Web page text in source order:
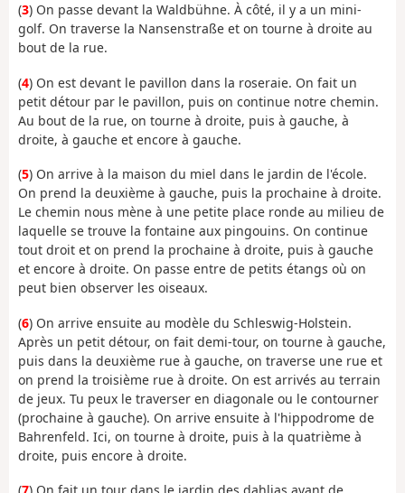
(3) On passe devant la Waldbühne. À côté, il y a un mini-
golf. On traverse la Nansenstraße et on tourne à droite au
bout de la rue.
(4) On est devant le pavillon dans la roseraie. On fait un
petit détour par le pavillon, puis on continue notre chemin.
Au bout de la rue, on tourne à droite, puis à gauche, à
droite, à gauche et encore à gauche.
(5) On arrive à la maison du miel dans le jardin de l'école.
On prend la deuxième à gauche, puis la prochaine à droite.
Le chemin nous mène à une petite place ronde au milieu de
laquelle se trouve la fontaine aux pingouins. On continue
tout droit et on prend la prochaine à droite, puis à gauche
et encore à droite. On passe entre de petits étangs où on
peut bien observer les oiseaux.
(6) On arrive ensuite au modèle du Schleswig-Holstein.
Après un petit détour, on fait demi-tour, on tourne à gauche,
puis dans la deuxième rue à gauche, on traverse une rue et
on prend la troisième rue à droite. On est arrivés au terrain
de jeux. Tu peux le traverser en diagonale ou le contourner
(prochaine à gauche). On arrive ensuite à l'hippodrome de
Bahrenfeld. Ici, on tourne à droite, puis à la quatrième à
droite, puis encore à droite.